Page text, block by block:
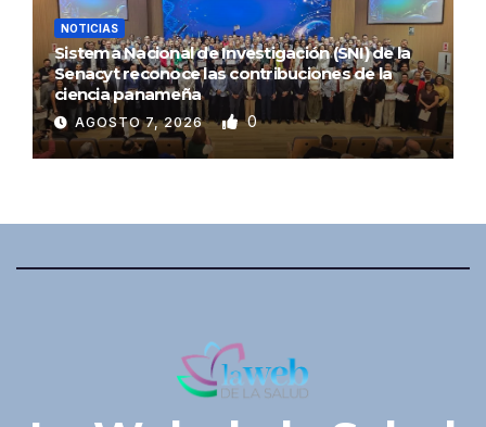
NOTICIAS
Sistema Nacional de Investigación (SNI) de la
Senacyt reconoce las contribuciones de la
ciencia panameña
AGOSTO 7, 2026 0